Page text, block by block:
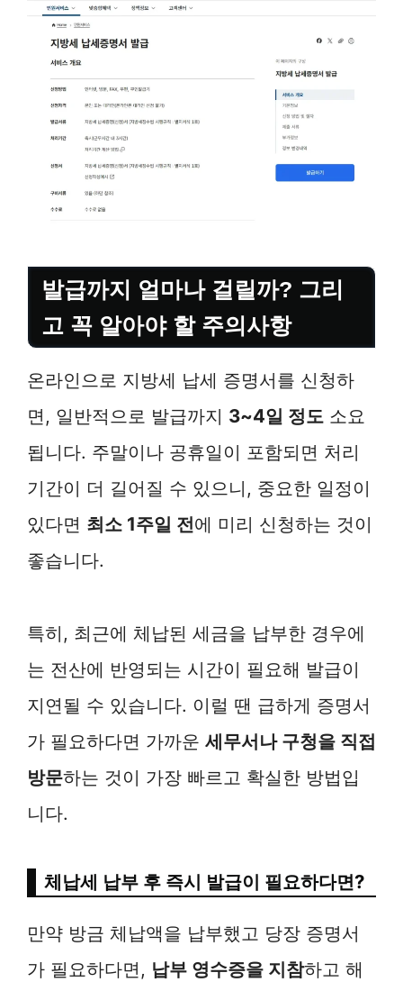
발급까지 얼마나 걸릴까? 그리
고 꼭 알아야 할 주의사항
온라인으로 지방세 납세 증명서를 신청하
면, 일반적으로 발급까지 3~4일 정도 소요
됩니다. 주말이나 공휴일이 포함되면 처리
기간이 더 길어질 수 있으니, 중요한 일정이
있다면 최소 1주일 전에 미리 신청하는 것이
좋습니다.
특히, 최근에 체납된 세금을 납부한 경우에
는 전산에 반영되는 시간이 필요해 발급이
지연될 수 있습니다. 이럴 땐 급하게 증명서
가 필요하다면 가까운 세무서나 구청을 직접
방문하는 것이 가장 빠르고 확실한 방법입
니다.
체납세 납부 후 즉시 발급이 필요하다면?
만약 방금 체납액을 납부했고 당장 증명서
가 필요하다면, 납부 영수증을 지참하고 해